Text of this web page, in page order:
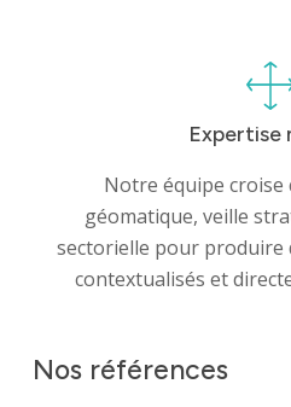
Expertise
Notre équipe croise
géomatique, veille
sectorielle pour produire
contextualisés et
Nos références
Engagements
Actualités
Nous
Savoir-faire